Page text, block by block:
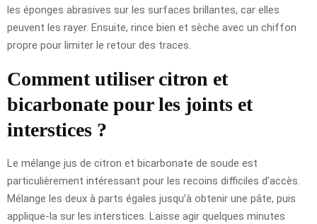
les éponges abrasives sur les surfaces brillantes, car elles
peuvent les rayer. Ensuite, rince bien et sèche avec un chiffon
propre pour limiter le retour des traces.
Comment utiliser citron et
bicarbonate pour les joints et
interstices ?
Le mélange jus de citron et bicarbonate de soude est
particulièrement intéressant pour les recoins difficiles d’accès.
Mélange les deux à parts égales jusqu’à obtenir une pâte, puis
applique-la sur les interstices. Laisse agir quelques minutes